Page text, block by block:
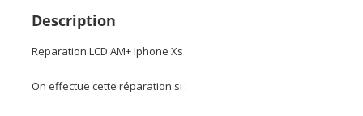
Extended)
quantity
Description
Reparation LCD AM+ Iphone Xs
On effectue cette réparation si :